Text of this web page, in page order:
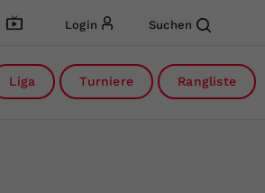
Login Suchen
Liga Turniere Rangliste